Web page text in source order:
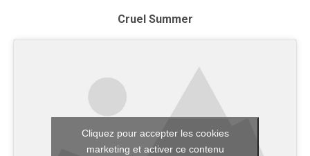
Cruel Summer
Cliquez pour accepter les cookies
marketing et activer ce contenu